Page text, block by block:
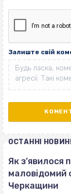
Залиште свій
ОСТАННІ
Як з’явилося
маловідомий
Черкащини